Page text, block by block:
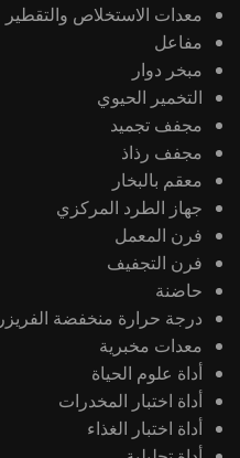
معدات الاستخلاص والتقطير
مفاعل
مبخر دوار
التخمير الحيوي
مجفف تجميد
مجفف رذاذ
معقم بالبخار
جهاز الطرد المركزي
فرن المعمل
فرن التجفيف
حاضنة
درجة حرارة منخفضة الفريزر
معدات مخبرية
أداة علوم الحياة
أداة اختبار المخدرات
أداة اختبار الغذاء